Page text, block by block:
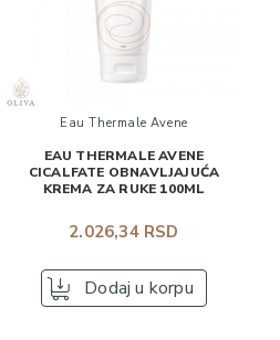
Eau Thermale Avene
EAU THERMALE AVENE
CICALFATE OBNAVLJAJUĆA
KREMA ZA RUKE 100ML
2.026,34 RSD
Dodaj u korpu